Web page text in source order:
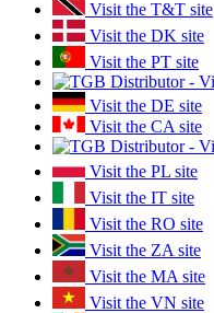
Visit the T&T site
Visit the DK site
Visit the PT site
Visit the DE site
Visit the CA site
Visit the PL site
Visit the IT site
Visit the RO site
Visit the ZA site
Visit the MA site
Visit the VN site